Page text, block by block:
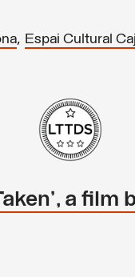
, Espai Cultural
a film